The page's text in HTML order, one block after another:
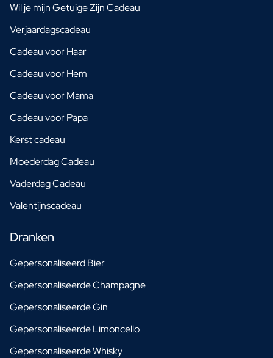
Wil je mijn Getuige Zijn Cadeau
Verjaardagscadeau
Cadeau voor Haar
Cadeau voor Hem
Cadeau voor Mama
Cadeau voor Papa
Kerst cadeau
Moederdag Cadeau
Vaderdag Cadeau
Valentijnscadeau
Dranken
Gepersonaliseerd Bier
Gepersonaliseerde Champagne
Gepersonaliseerde Gin
Gepersonaliseerde Limoncello
Gepersonaliseerde Whisky